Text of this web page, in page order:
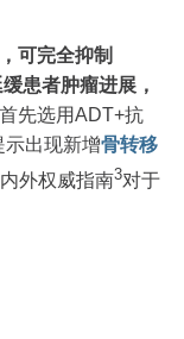
可完全抑制
患者肿瘤进展，
先选用ADT+抗
出现新增骨转移
外权威指南3对于